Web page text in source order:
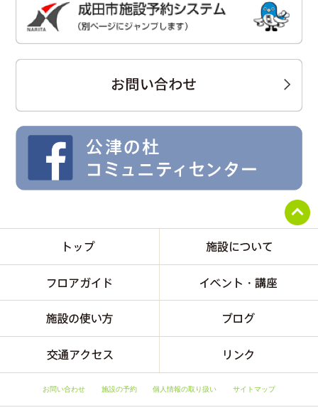
お問い合わせ 施設の予約 個人情報の取り扱い サイトマップ